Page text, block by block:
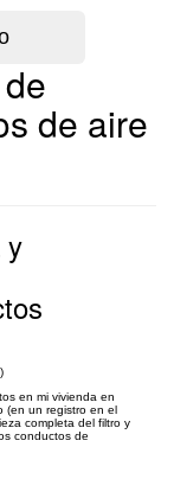
de aire
y
en mi vivienda en
(en un registro en el
completa del filtro y
conductos de